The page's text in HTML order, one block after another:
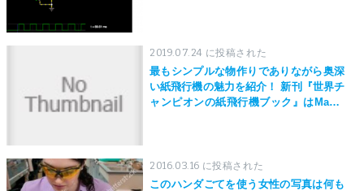
2019.07.24 に投稿された
最もシンプルな物作りでありながら奥深
い紙飛行機の魅力を紹介！ 新刊『世界チ
ャンピオンの紙飛行機ブック』はMaker
2016.03.16 に投稿された
このハンダごてを使う女性の写真は何も